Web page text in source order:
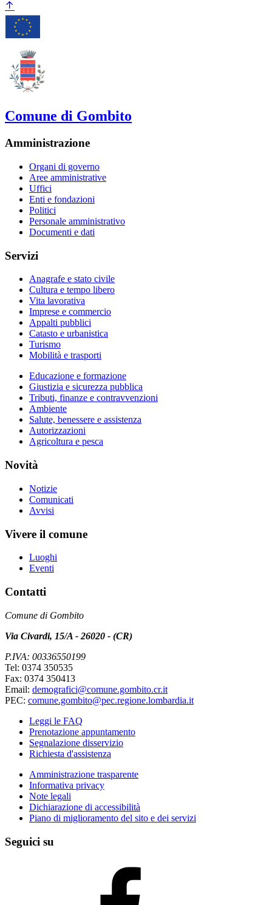
Comune di Gombito
Amministrazione
Organi di governo
Aree amministrative
Uffici
Enti e fondazioni
Politici
Personale amministrativo
Documenti e dati
Servizi
Anagrafe e stato civile
Cultura e tempo libero
Vita lavorativa
Imprese e commercio
Appalti pubblici
Catasto e urbanistica
Turismo
Mobilità e trasporti
Educazione e formazione
Giustizia e sicurezza pubblica
Tributi, finanze e contravvenzioni
Ambiente
Salute, benessere e assistenza
Autorizzazioni
Agricoltura e pesca
Novità
Notizie
Comunicati
Avvisi
Vivere il comune
Luoghi
Eventi
Contatti
Comune di Gombito
Via Civardi, 15/A - 26020 - (CR)
P.IVA: 00336550199
Tel: 0374 350535
Fax: 0374 350413
Email: demografici@comune.gombito.cr.it
PEC: comune.gombito@pec.regione.lombardia.it
Leggi le FAQ
Prenotazione appuntamento
Segnalazione disservizio
Richiesta d'assistenza
Amministrazione trasparente
Informativa privacy
Note legali
Dichiarazione di accessibilità
Piano di miglioramento del sito e dei servizi
Seguici su